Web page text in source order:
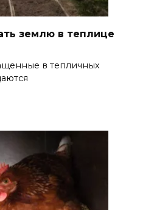
землю в теплице
в тепличных